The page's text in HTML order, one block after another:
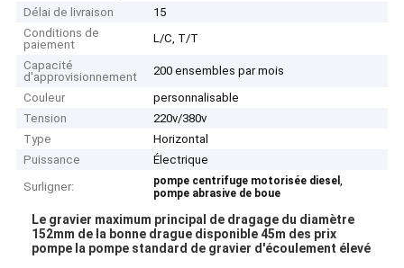
Délai de livraison
15
Conditions de
paiement
L/C, T/T
Capacité
d'approvisionnement
200 ensembles par mois
Couleur
personnalisable
Tension
220v/380v
Type
Horizontal
Puissance
Électrique
Surligner:
pompe centrifuge motorisée diesel,
pompe abrasive de boue
Le gravier maximum principal de dragage du diamètre
152mm de la bonne drague disponible 45m des prix
pompe la pompe standard de gravier d'écoulement élevé